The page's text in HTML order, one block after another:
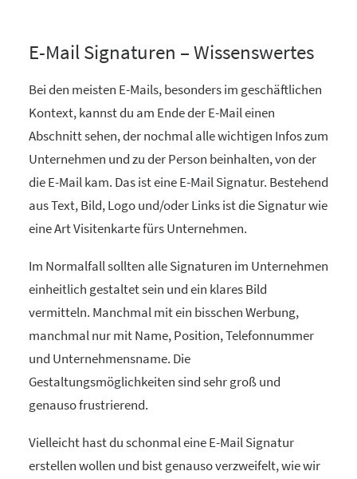
E-Mail Signaturen – Wissenswertes
Bei den meisten E-Mails, besonders im geschäftlichen
Kontext, kannst du am Ende der E-Mail einen
Abschnitt sehen, der nochmal alle wichtigen Infos zum
Unternehmen und zu der Person beinhalten, von der
die E-Mail kam. Das ist eine E-Mail Signatur. Bestehend
aus Text, Bild, Logo und/oder Links ist die Signatur wie
eine Art Visitenkarte fürs Unternehmen.
Im Normalfall sollten alle Signaturen im Unternehmen
einheitlich gestaltet sein und ein klares Bild
vermitteln. Manchmal mit ein bisschen Werbung,
manchmal nur mit Name, Position, Telefonnummer
und Unternehmensname. Die
Gestaltungsmöglichkeiten sind sehr groß und
genauso frustrierend.
Vielleicht hast du schonmal eine E-Mail Signatur
erstellen wollen und bist genauso verzweifelt, wie wir